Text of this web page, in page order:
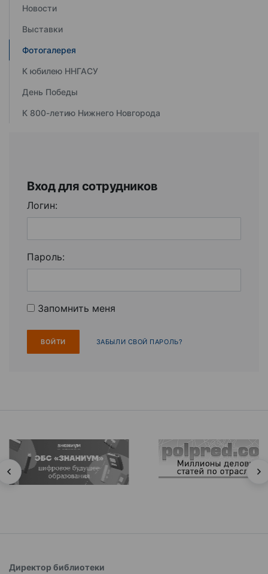
Новости
Выставки
Фотогалерея
К юбилею ННГАСУ
День Победы
К 800-летию Нижнего Новгорода
Вход для сотрудников
Логин:
Пароль:
Запомнить меня
ЗАБЫЛИ СВОЙ ПАРОЛЬ?
Директор библиотеки